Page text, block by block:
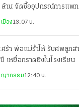
าน จัดซื้ออุปกรณ์การแพ
ะนอง
มือง13:07 น.
ศร้า พ่อแม่ร่ำไห้ รับศพลูกส
เหยื่อกราดยิงในโรงเรียน
ญากรรม12:40 น.